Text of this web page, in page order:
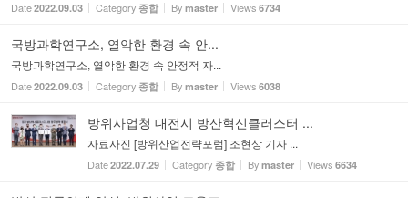
Date2022.09.03 Category 종합 By master Views 6734
국방과학연구소, 열악한 환경 속 안...
국방과학연구소, 열악한 환경 속 안정적 자...
Date2022.09.03 Category 종합 By master Views 6038
방위사업청 대전시 방산혁신클러스터 ...
자료사진 [방위산업전략포럼] 조현상 기자 ...
Date2022.07.29 Category 종합 By master Views 6634